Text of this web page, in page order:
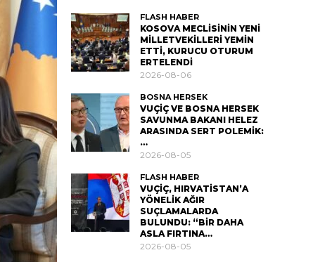
FLASH HABER
KOSOVA MECLİSİNİN YENİ
MİLLETVEKİLLERİ YEMİN
ETTİ, KURUCU OTURUM
ERTELENDİ
2026-08-06
BOSNA HERSEK
VUÇİÇ VE BOSNA HERSEK
SAVUNMA BAKANI HELEZ
ARASINDA SERT POLEMİK:
…
2026-08-05
FLASH HABER
VUÇİÇ, HIRVATİSTAN’A
YÖNELİK AĞIR
SUÇLAMALARDA
BULUNDU: “BİR DAHA
ASLA FIRTINA…
2026-08-05